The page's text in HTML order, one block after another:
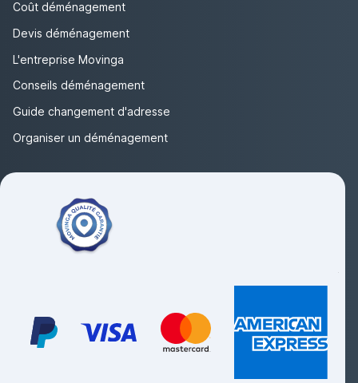
Coût déménagement
Devis déménagement
L'entreprise Movinga
Conseils déménagement
Guide changement d'adresse
Organiser un déménagement